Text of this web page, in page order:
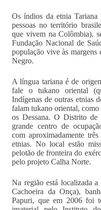
Os índios da etnia Tariana
pessoas no território
que vivem na Colômbia),
Fundação Nacional de
população vive às
Negro.
A língua tariana é de
fale o tukano oriental
Indígenas de outras etnias
falam tukano oriental,
os Dessana. O Distrito de
grande centro de
com aproximadamente
etnias. No local estão
pelotão de fronteira do
pelo projeto Calha Norte.
Na região está localizada
Cachoeira da Onça),
Papuri, que em 2006 foi